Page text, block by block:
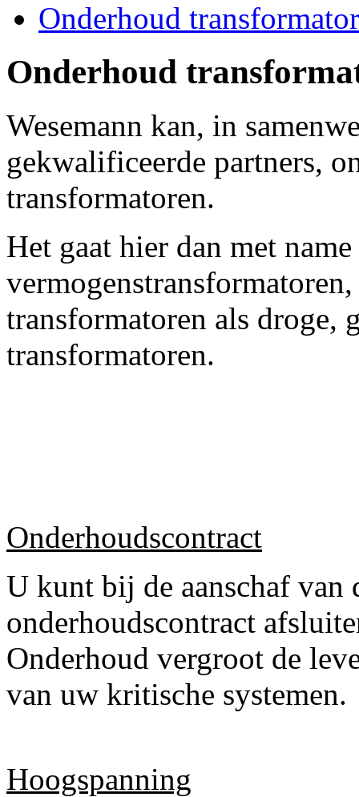
Onderhoud
Onderhoud
Wesemann kan, in
gekwalificeerde partners,
transformatoren.
Het gaat hier dan met
transformatoren als droge,
transformatoren.
Onderhoudscontract
U kunt bij de aanschaf van
onderhoudscontract
Onderhoud vergroot de
van uw kritische systemen.
Hoogspanning